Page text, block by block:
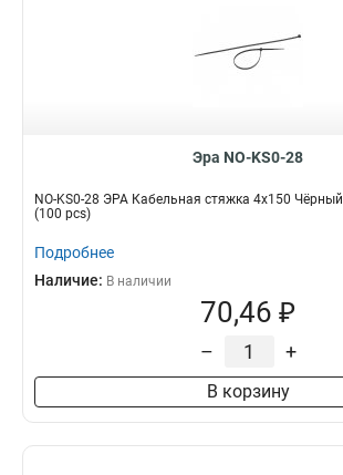
Эра NO-KS0-28
NO-KS0-28 ЭРА Кабельная стяжка 4х150
(100 pcs)
Подробнее
Наличие: В наличии
70,46 ₽
– +
В корзину